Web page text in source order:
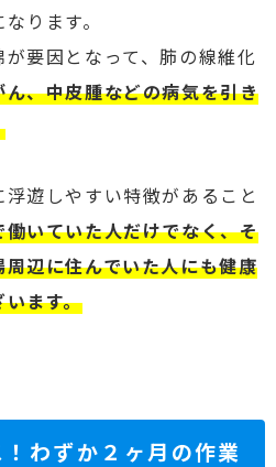
ります。
要因となって、肺の線維化
ん、中皮腫などの病気を引き
遊しやすい特徴があること
いていた人だけでなく、そ
辺に住んでいた人にも健康
ます。
わずか２ヶ月の作業